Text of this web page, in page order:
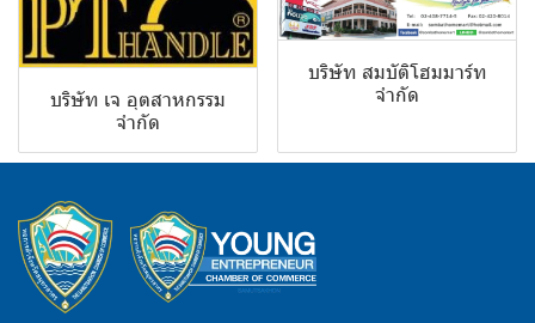
บริษัท เจ อุตสาหกรรม
จำกัด
บริษัท สมบัติโฮมมาร์ท
จำกัด